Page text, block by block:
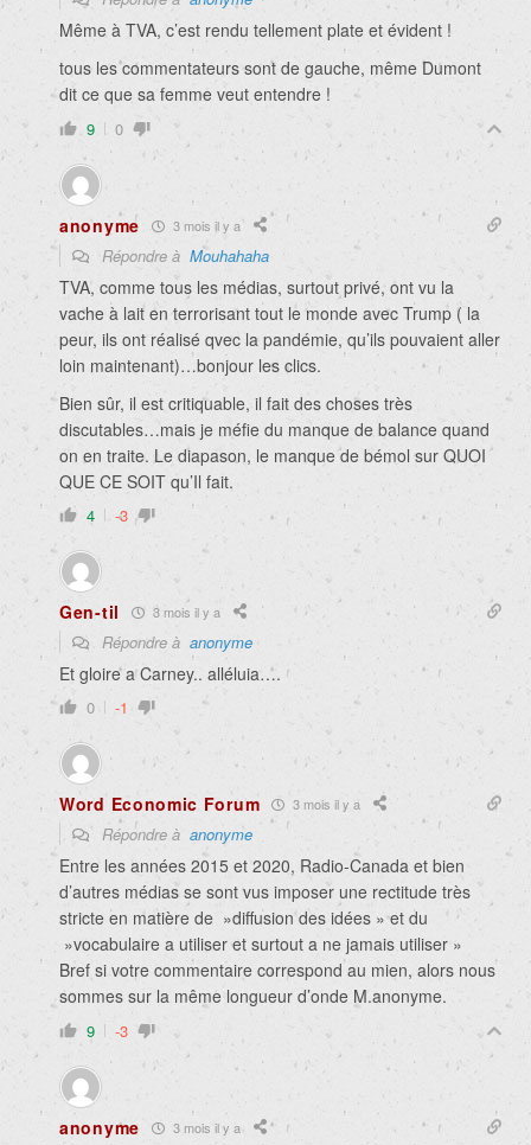
Même à TVA, c’est rendu tellement plate et évident !
tous les commentateurs sont de gauche, même Dumont
dit ce que sa femme veut entendre !
9 0
anonyme 3 mois il y a
Répondre à Mouhahaha
TVA, comme tous les médias, surtout privé, ont vu la
vache à lait en terrorisant tout le monde avec Trump ( la
peur, ils ont réalisé qvec la pandémie, qu’ils pouvaient aller
loin maintenant)…bonjour les clics.
Bien sûr, il est critiquable, il fait des choses très
discutables…mais je méfie du manque de balance quand
on en traite. Le diapason, le manque de bémol sur QUOI
QUE CE SOIT qu’Il fait.
4 -3
Gen-til 3 mois il y a
Répondre à anonyme
Et gloire a Carney.. alléluia….
0 -1
Word Economic Forum 3 mois il y a
Répondre à anonyme
Entre les années 2015 et 2020, Radio-Canada et bien
d’autres médias se sont vus imposer une rectitude très
stricte en matière de »diffusion des idées » et du
»vocabulaire a utiliser et surtout a ne jamais utiliser »
Bref si votre commentaire correspond au mien, alors nous
sommes sur la même longueur d’onde M.anonyme.
9 -3
anonyme 3 mois il y a